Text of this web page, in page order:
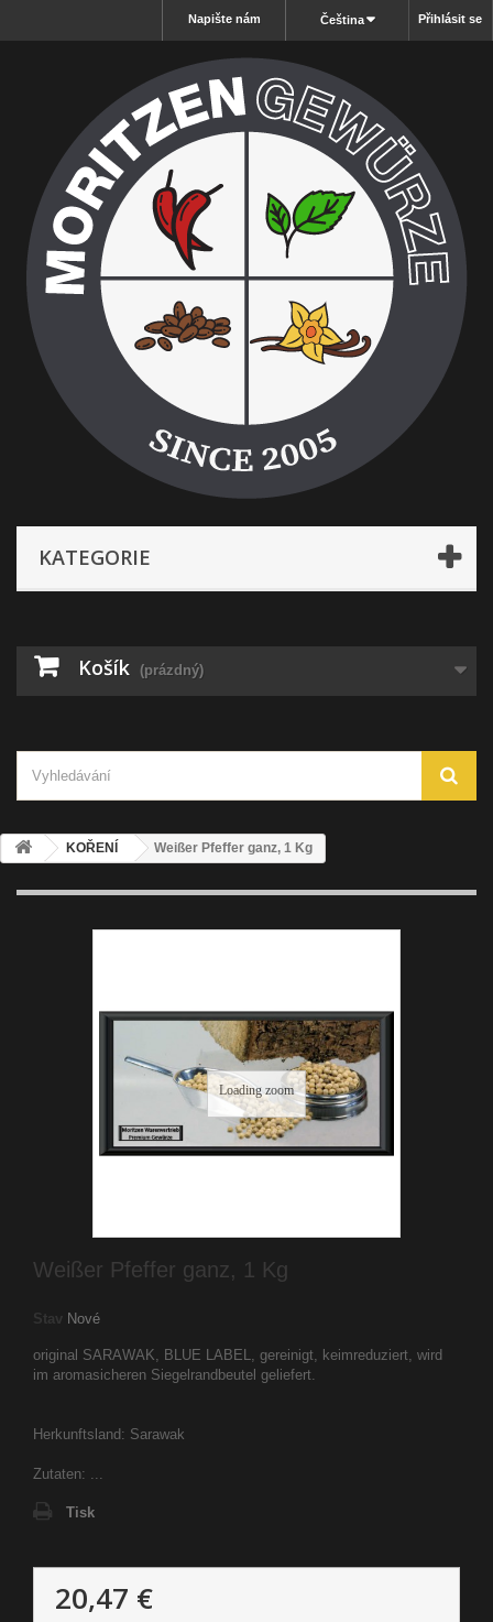
Přihlásit se
Čeština
Napište nám
KATEGORIE
Košík (prázdný)
KOŘENÍ Weißer Pfeffer ganz, 1 Kg
Loading zoom
Weißer Pfeffer ganz, 1 Kg
Stav Nové
original SARAWAK, BLUE LABEL, gereinigt, keimreduziert, wird
im aromasicheren Siegelrandbeutel geliefert.
Herkunftsland: Sarawak
Zutaten: ...
Tisk
20,47 €